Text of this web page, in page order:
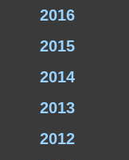
2016
2015
2014
2013
2012